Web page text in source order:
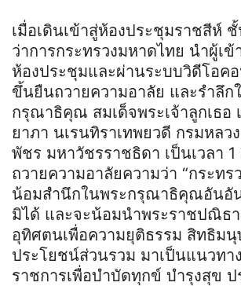
เมื่อเดินเข้าสู่ห้องประชุมราชสีห์
ว่าการกระทรวงมหาดไทย นำผู้เ
ห้องประชุมและผ่านระบบวิดีโอค
ขึ้นยืนถวายความอาลัย และรำลึก
กรุณาธิคุณ สมเด็จพระเจ้าลูกเธอ
ยาภา นเรนทิราเทพยวดี กรมหลว
พัชร มหาวัชรราชธิดา เป็นเวลา
ถวายความอาลัยความว่า “กระทร
น้อมสำนึกในพระกรุณาธิคุณอันอั
มิได้ และจะน้อมนำพระราชปณิธ
อุทิศตนเพื่อความยุติธรรม สิทธิม
ประโยชน์ส่วนรวม มาเป็นแนวทา
ราชการเพื่อบำบัดทุกข์ บำรุงสุข